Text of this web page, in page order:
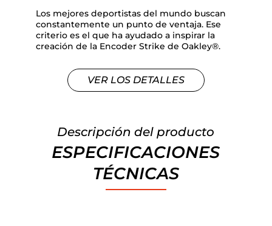
Los mejores deportistas del mundo buscan
constantemente un punto de ventaja. Ese
criterio es el que ha ayudado a inspirar la
creación de la Encoder Strike de Oakley®.
VER LOS DETALLES
Descripción del producto
ESPECIFICACIONES
TÉCNICAS